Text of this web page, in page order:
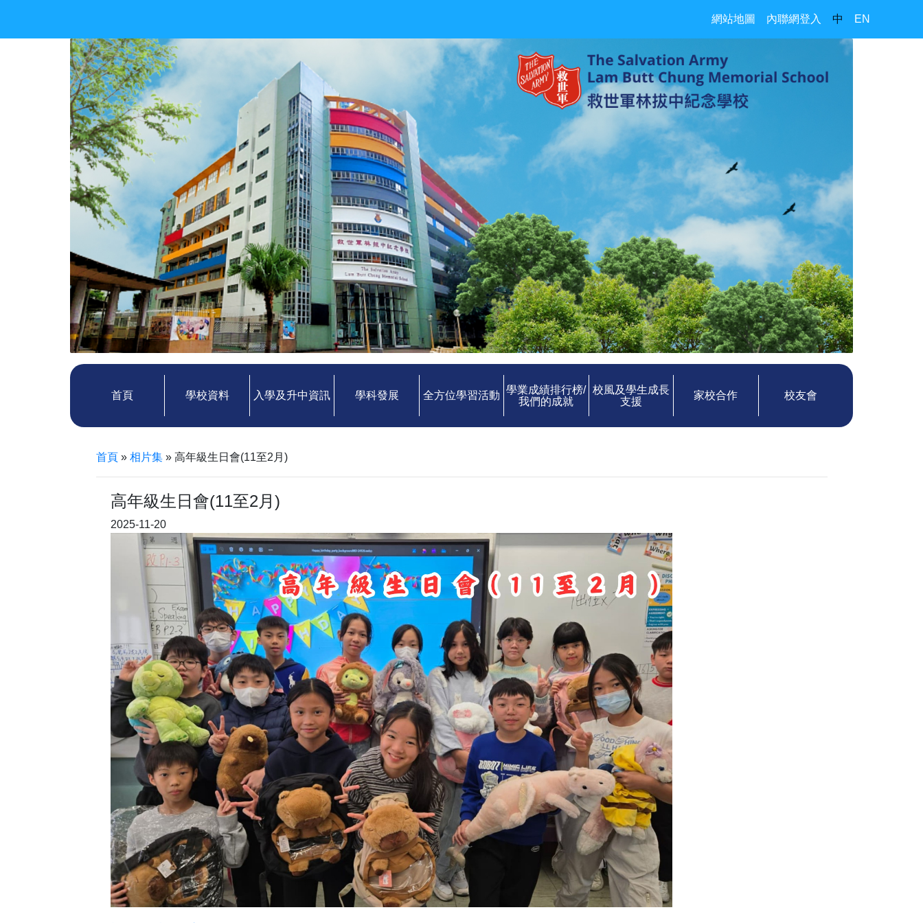
網站地圖 內聯網登入 中 EN
首頁 學校資料 入學及升中資訊 學科發展 全方位學習活動
學業成績排行榜/
我們的成就
校風及學生成長
支援
家校合作 校友會
首頁» 相片集» 高年級生日會(11至2月)
高年級生日會(11至2月)
2025-11-20